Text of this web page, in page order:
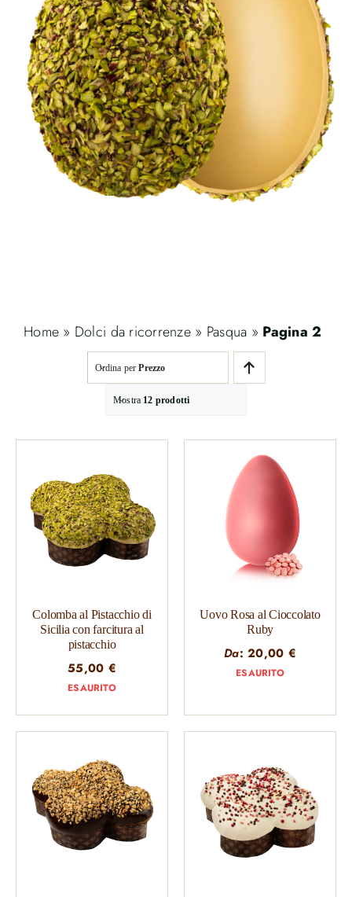
Home » Dolci da ricorrenze » Pasqua » Pagina 2
Ordina perPrezzo
Mostra 12 prodotti
Colomba al Pistacchio di
Sicilia con farcitura al
pistacchio
55,00 €
ESAURITO
Uovo Rosa al Cioccolato
Ruby
Da:20,00 €
ESAURITO